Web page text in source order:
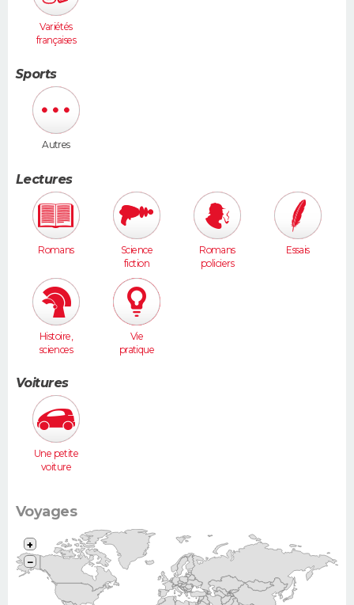
Variétés
françaises
Sports
Autres
Lectures
Romans
Science
fiction
Romans
policiers
Essais
Histoire,
sciences
Vie
pratique
Voitures
Une petite
voiture
Voyages
+
−